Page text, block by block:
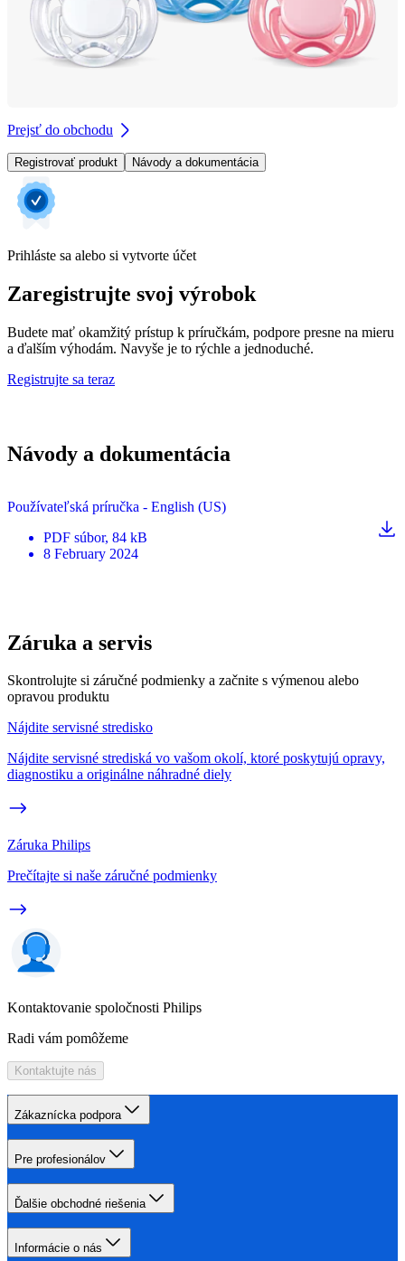
Prejsť do obchodu
Registrovať produkt Návody a dokumentácia
Prihláste sa alebo si vytvorte účet
Zaregistrujte svoj výrobok
Budete mať okamžitý prístup k príručkám, podpore presne na mieru
a ďalším výhodám. Navyše je to rýchle a jednoduché.
Registrujte sa teraz
Návody a dokumentácia
Používateľská príručka - English (US)
PDF súbor, 84 kB
8 February 2024
Záruka a servis
Skontrolujte si záručné podmienky a začnite s výmenou alebo
opravou produktu
Nájdite servisné stredisko
Nájdite servisné strediská vo vašom okolí, ktoré poskytujú opravy,
diagnostiku a originálne náhradné diely
Záruka Philips
Prečítajte si naše záručné podmienky
Kontaktovanie spoločnosti Philips
Radi vám pomôžeme
Kontaktujte nás
Zákaznícka podpora
Pre profesionálov
Ďalšie obchodné riešenia
Informácie o nás